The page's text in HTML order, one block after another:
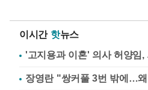
이시간 핫뉴스
'고지용과 이혼' 의사 허양임,
장영란 "쌍커풀 3번 밖에…